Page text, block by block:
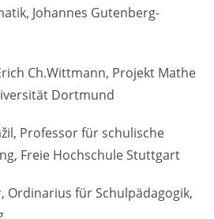
Johannes Gutenberg-
Ch.Wittmann, Projekt Mathe
Dortmund
Professor für schulische
Freie Hochschule Stuttgart
Ordinarius für Schulpädagogik,